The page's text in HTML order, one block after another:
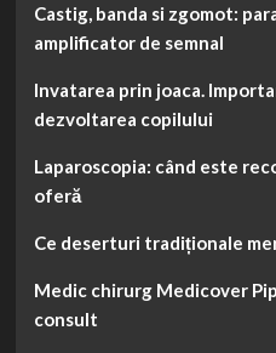
Castig, banda si zgomot:
amplificator de semnal
Invatarea prin joaca.
dezvoltarea copilului
Laparoscopia: când este
oferă
Ce deserturi tradiționale
Medic chirurg Medicover
consult